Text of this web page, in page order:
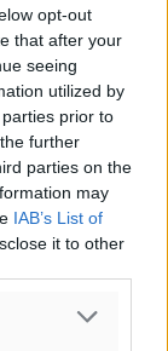
opt-out
that after your
seeing
utilized by
prior to
further
parties on the
may
IAB’s List of
it to other